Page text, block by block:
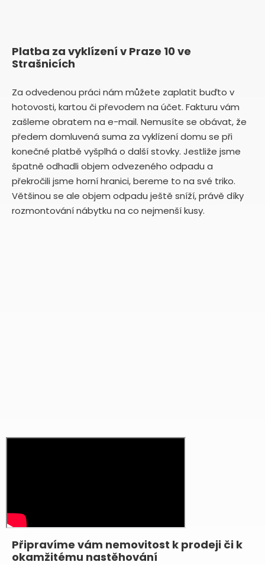
Platba za vyklízení v Praze 10 ve
Strašnicích
Za odvedenou práci nám můžete zaplatit buďto v
hotovosti, kartou či převodem na účet. Fakturu vám
zašleme obratem na e-mail. Nemusíte se obávat, že
předem domluvená suma za vyklízení domu se při
konečné platbě vyšplhá o další stovky. Jestliže jsme
špatně odhadli objem odvezeného odpadu a
překročili jsme horní hranici, bereme to na své triko.
Většinou se ale objem odpadu ještě sníží, právě díky
rozmontování nábytku na co nejmenší kusy.
Připravíme vám nemovitost k prodeji či k
okamžitému nastěhování